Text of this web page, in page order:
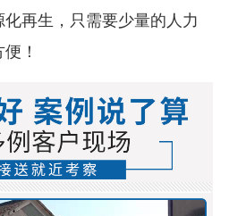
再生，只需要少量的人力
！